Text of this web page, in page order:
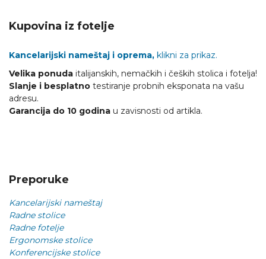
Kupovina iz fotelje
Kancelarijski nameštaj i oprema, klikni za prikaz.
Velika ponuda italijanskih, nemačkih i čeških stolica i fotelja!
Slanje i besplatno testiranje probnih eksponata na vašu
adresu.
Garancija do 10 godina u zavisnosti od artikla.
Preporuke
Kancelarijski nameštaj
Radne stolice
Radne fotelje
Ergonomske stolice
Konferencijske stolice